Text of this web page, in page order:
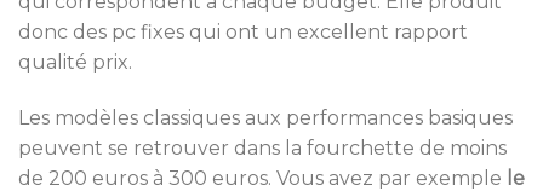
donc des pc fixes qui ont un excellent rapport
qualité prix.
Les modèles classiques aux performances basiques
peuvent se retrouver dans la fourchette de moins
de 200 euros à 300 euros. Vous avez par exemple le